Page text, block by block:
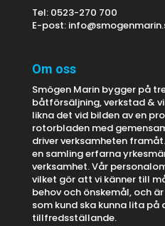
Tel: 0523-270 700
E-post:
Om oss
Smögen Marin bygger på
båtförsäljning, verkstad &
likna det vid bilden av en
rotorbladen med
driver verksamheten
en samling erfarna
verksamhet. Vår
vilket gör att vi känner till
behov och önskemål, och
som kund ska kunna lita
tillfredsställande.